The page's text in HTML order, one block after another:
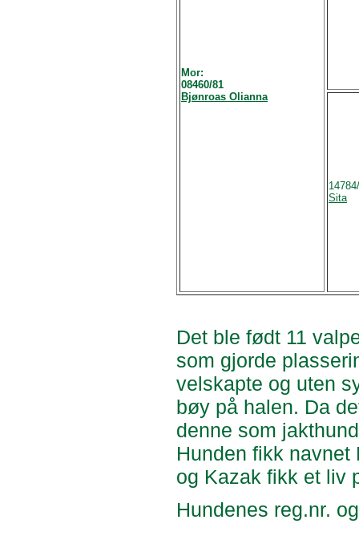
Mor:
08460/81
Bjønroas Olianna
Sita
Det ble født 11
som gjorde
velskapte og uten
bøy på halen. Da
denne som
Hunden fikk
og Kazak fikk et liv
Hundenes reg.nr.